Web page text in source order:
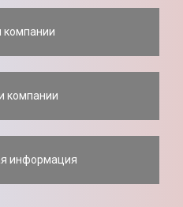
компании
компании
информация